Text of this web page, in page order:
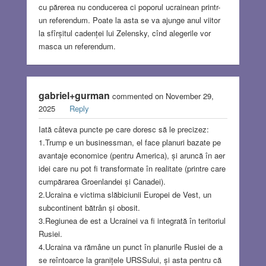
cu părerea nu conducerea ci poporul ucrainean printr-
un referendum. Poate la asta se va ajunge anul viitor
la sfîrșitul cadenței lui Zelensky, cînd alegerile vor
masca un referendum.
gabriel+gurman commented on November 29,
2025
Reply
Iată câteva puncte pe care doresc să le precizez:
1.Trump e un businessman, el face planuri bazate pe
avantaje economice (pentru America), și aruncă în aer
idei care nu pot fi transformate în realitate (printre care
cumpărarea Groenlandei și Canadei).
2.Ucraina e victima slăbiciunii Europei de Vest, un
subcontinent bătrân și obosit.
3.Regiunea de est a Ucrainei va fi integrată în teritoriul
Rusiei.
4.Ucraina va rămâne un punct în planurile Rusiei de a
se reîntoarce la granițele URSSului, și asta pentru că